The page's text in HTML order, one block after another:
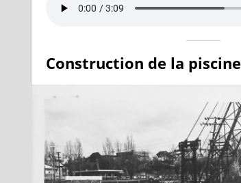
Construction de la piscine